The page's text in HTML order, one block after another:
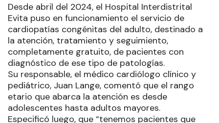
Desde abril del 2024, el Hospital Interdistrital
Evita puso en funcionamiento el servicio de
cardiopatías congénitas del adulto, destinado a
la atención, tratamiento y seguimiento,
completamente gratuito, de pacientes con
diagnóstico de ese tipo de patologías.
Su responsable, el médico cardiólogo clínico y
pediátrico, Juan Lange, comentó que el rango
etario que abarca la atención es desde
adolescentes hasta adultos mayores.
Especificó luego, que “tenemos pacientes que